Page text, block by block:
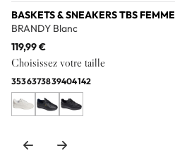
BASKETS & SNEAKERS TBS FEMME
BRANDY Blanc
119,99 €
Choisissez votre taille
3536373839404142